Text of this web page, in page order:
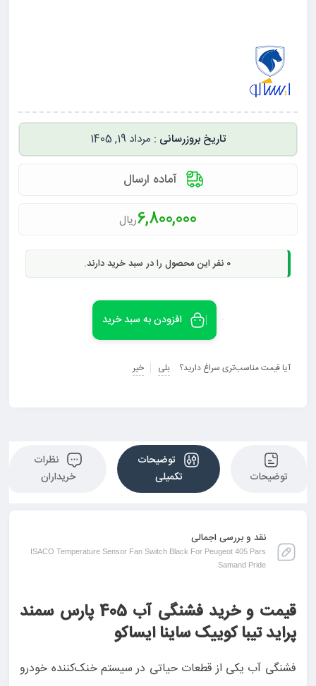
مرداد 19, 1405
آماده ارسال
6,800,000ریال
0 نفر این محصول را در سبد خرید دارند.
افزودن به سبد خرید
آیا قیمت مناسب‌تری سراغ دارید؟ بلی خیر
توضیحات
توضیحات
تکمیلی
نظرات
خریداران
نقد و بررسی اجمالی
ISACO Temperature Sensor Fan Switch Black For Peugeot 405 Pars
Samand Pride
قیمت و خرید فشنگی آب 405 پارس سمند
پراید تیبا کوییک ساینا ایساکو
فشنگی آب یکی از قطعات حیاتی در سیستم خنک‌کننده خودرو